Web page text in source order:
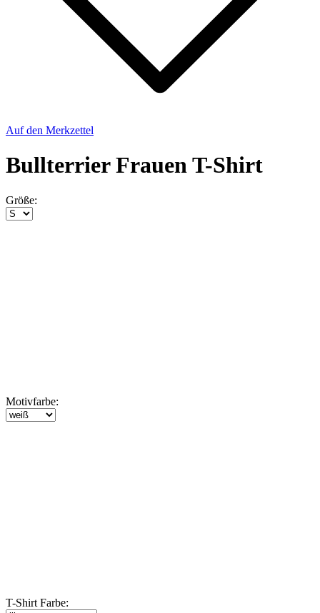
Auf den Merkzettel
Bullterrier Frauen T-Shirt
Größe:
Motivfarbe:
T-Shirt Farbe: